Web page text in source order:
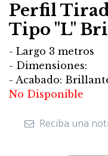
Perfil
Tipo "L"
- Largo 3 metros
- Dimensiones:
- Acabado:
No Disponible
Reciba una